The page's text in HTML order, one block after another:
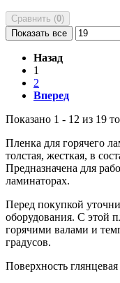
Сравнить (0)
Показать все
Назад
1
2
Вперед
Показано 1 - 12 из 19
Пленка для горячего
толстая, жесткая, в
Предназначена для
ламинаторах.
Перед покупкой
оборудования. С этой
горячими валами и
градусов.
Поверхность